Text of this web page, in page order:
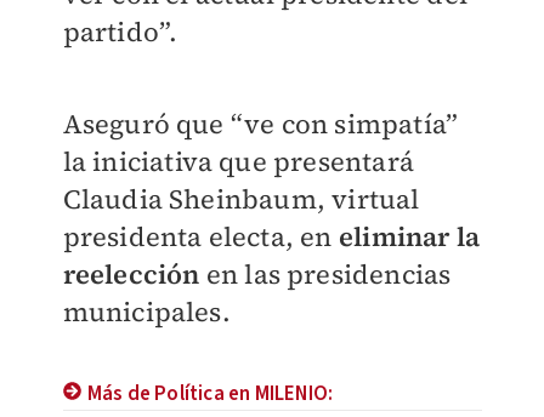
partido”.
Aseguró que “ve con simpatía”
la iniciativa que presentará
Claudia Sheinbaum, virtual
presidenta electa, en eliminar la
reelección en las presidencias
municipales.
Más de Política en MILENIO: